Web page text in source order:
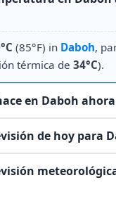
(85°F) in Daboh,
térmica de 34°C).
en Daboh
de hoy para